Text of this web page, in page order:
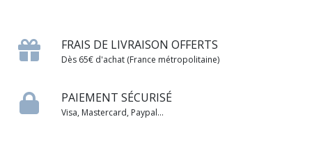
FRAIS DE LIVRAISON OFFERTS
Dès 65€ d'achat (France métropolitaine)
PAIEMENT SÉCURISÉ
Visa, Mastercard, Paypal...